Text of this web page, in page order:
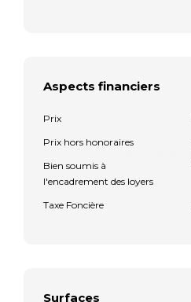
Aspects financiers
Prix
Prix hors honoraires
Bien soumis à
l'encadrement des loyers
Taxe Foncière
Surfaces